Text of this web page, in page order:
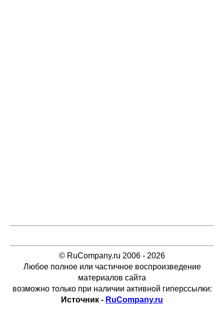
© RuCompany.ru 2006 - 2026
Любое полное или частичное воспроизведение
материалов сайта
возможно только при наличии активной гиперссылки:
Источник - RuCompany.ru